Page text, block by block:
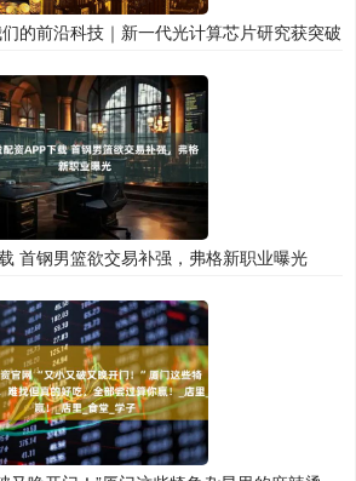
的前沿科技｜新一代光计算芯片研究获突破
首钢男篮欲交易补强，弗格新职业曝光